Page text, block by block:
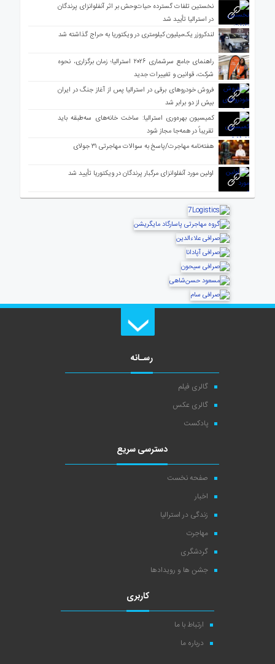
نخستین تلفات گسترده حیات‌وحش بر اثر آنفلوانزای پرندگان
در استرالیا تأیید شد
لندکروزر یک‌میلیون کیلومتری در ویکتوریا به حراج گذاشته شد
راهنمای جامع سرشماری ۲۰۲۶ استرالیا؛ زمان برگزاری، نحوه
شرکت، قوانین و تغییرات جدید
فروش خودروهای برقی در استرالیا پس از آغاز جنگ در ایران
بیش از دو برابر شد
کمیسیون بهره‌وری استرالیا: ساخت خانه‌های سه‌طبقه باید
تقریباً در همه‌جا مجاز شود
هفته‌نامه مهاجرت/پاسخ به سوالات مهاجرتی ۳۱ جولای
اولین مورد آنفلوانزای مرگبار پرندگان در ویکتوریا تأیید شد
رسـانه
گالری فیلم
گالری عکس
پادکست
دسترسی سریع
صفحه نخست
اخبار
زندگی در استرالیا
مهاجرت
گردشگری
جشن ها و رویدادها
کاربری
ارتباط با ما
درباره ما